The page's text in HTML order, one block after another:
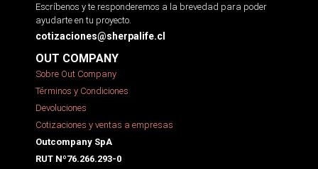
Escríbenos y te responderemos a la brevedad para poder
ayudarte en tu proyecto.
cotizaciones@sherpalife.cl
OUT COMPANY
Sobre Out Company
Términos y Condiciones
Devoluciones
Cotizaciones y ventas a empresas
Outcompany SpA
RUT Nº76.266.293-0